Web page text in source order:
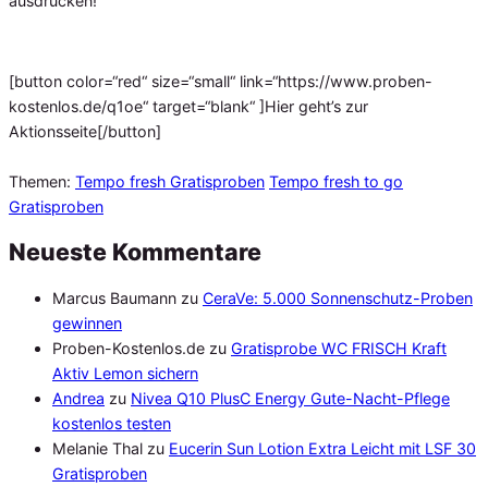
[button color=“red“ size=“small“ link=“https://www.proben-
kostenlos.de/q1oe“ target=“blank“ ]Hier geht’s zur
Aktionsseite[/button]
Themen: Tempo fresh Gratisproben Tempo fresh to go
Gratisproben
Neueste Kommentare
Marcus Baumann zu CeraVe: 5.000 Sonnenschutz-Proben
gewinnen
Proben-Kostenlos.de zu Gratisprobe WC FRISCH Kraft
Aktiv Lemon sichern
Andrea zu Nivea Q10 PlusC Energy Gute-Nacht-Pflege
kostenlos testen
Melanie Thal zu Eucerin Sun Lotion Extra Leicht mit LSF 30
Gratisproben